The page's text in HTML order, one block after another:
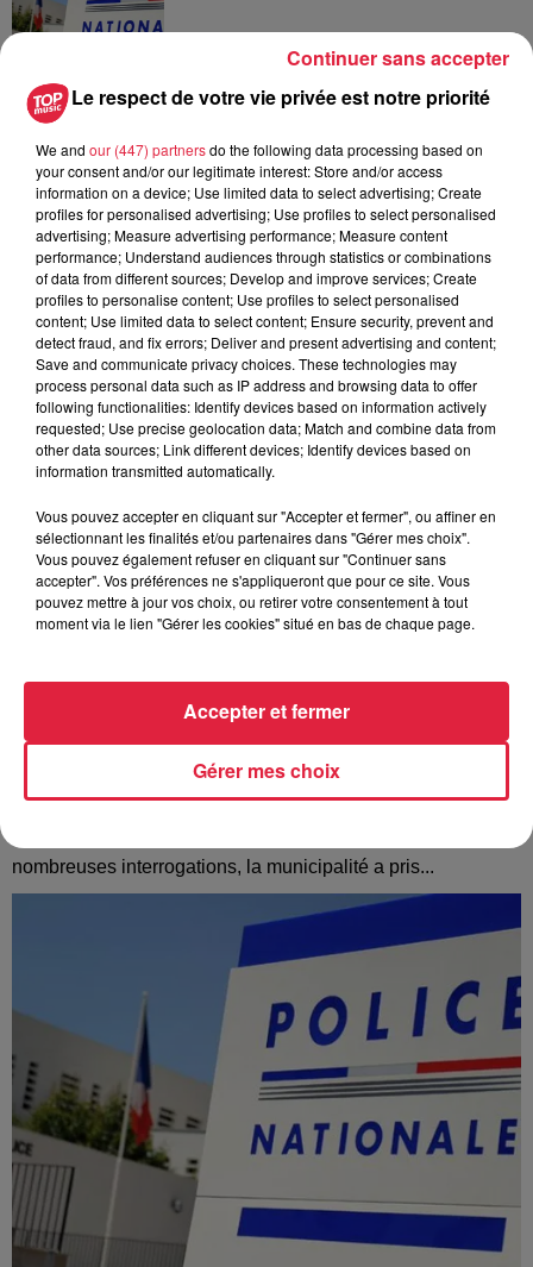
6 août 2026
avec les flamants rouges
À découvrir également
À Hoerdt, de l’eau brune sort des robinets
nombreuses interrogations, la municipalité a pris...
Le respect de votre vie privée est notre priorité
We and our (447) partnersdo the following data processing based on
your consent and/or our legitimate interest: Store and/or access
information on a device; Use limited data to select advertising; Create
profiles for personalised advertising; Use profiles to select personalised
advertising; Measure advertising performance; Measure content
performance; Understand audiences through statistics or combinations
of data from different sources; Develop and improve services; Create
profiles to personalise content; Use profiles to select personalised
content; Use limited data to select content; Ensure security, prevent and
detect fraud, and fix errors; Deliver and present advertising and content;
Save and communicate privacy choices. These technologies may
process personal data such as IP address and browsing data to offer
following functionalities: Identify devices based on information actively
requested; Use precise geolocation data; Match and combine data from
other data sources; Link different devices; Identify devices based on
information transmitted automatically.
Vous pouvez accepter en cliquant sur "Accepter et fermer", ou affiner en
sélectionnant les finalités et/ou partenaires dans "Gérer mes choix".
Vous pouvez également refuser en cliquant sur "Continuer sans
accepter". Vos préférences ne s'appliqueront que pour ce site. Vous
pouvez mettre à jour vos choix, ou retirer votre consentement à tout
moment via le lien "Gérer les cookies" situé en bas de chaque page.
Gérer mes choix
Accepter et fermer
Continuer sans accepter